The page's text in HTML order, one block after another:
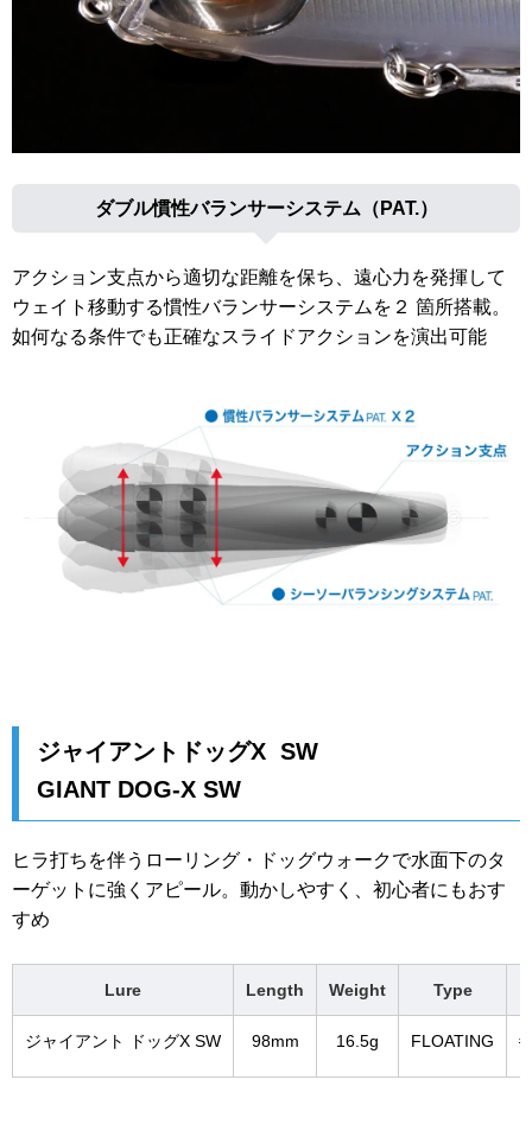
ダブル慣性バランサーシステム（PAT.）
アクション支点から適切な距離を保ち、遠心力を発揮して
ウェイト移動する慣性バランサーシステムを２ 箇所搭載。
如何なる条件でも正確なスライドアクションを演出可能
ジャイアントドッグX SW
GIANT DOG-X SW
ヒラ打ちを伴うローリング・ドッグウォークで水面下のタ
ーゲットに強くアピール。動かしやすく、初心者にもおす
すめ
Lure Length Weight Type
ジャイアント ドッグX SW 98mm 16.5g FLOATING